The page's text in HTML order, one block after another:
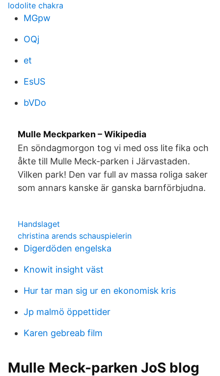
lodolite chakra
MGpw
OQj
et
EsUS
bVDo
Mulle Meckparken – Wikipedia
En söndagmorgon tog vi med oss lite fika och
åkte till Mulle Meck-parken i Järvastaden.
Vilken park! Den var full av massa roliga saker
som annars kanske är ganska barnförbjudna.
Handslaget
christina arends schauspielerin
Digerdöden engelska
Knowit insight väst
Hur tar man sig ur en ekonomisk kris
Jp malmö öppettider
Karen gebreab film
Mulle Meck-parken JoS blog